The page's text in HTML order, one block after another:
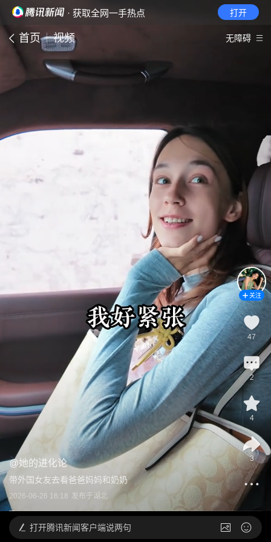
· 获取全网一手热点 打开
首页 视频 无障碍
@她的进化论
带外国女友去看爸爸妈妈和奶奶
2026-06-26 16:18 发布于湖北
关注
47
2
4
3
打开腾讯新闻客户端说两句